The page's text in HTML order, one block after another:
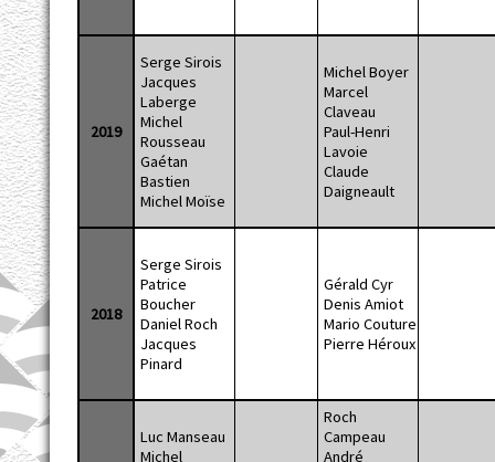
2019
Serge Sirois
Jacques
Laberge
Michel
Rousseau
Gaétan
Bastien
Michel Moïse
Michel Boyer
Marcel
Claveau
Paul-Henri
Lavoie
Claude
Daigneault
2018
Serge Sirois
Patrice
Boucher
Daniel Roch
Jacques
Pinard
Gérald Cyr
Denis Amiot
Mario Couture
Pierre Héroux
Luc Manseau
Michel
Roch
Campeau
André